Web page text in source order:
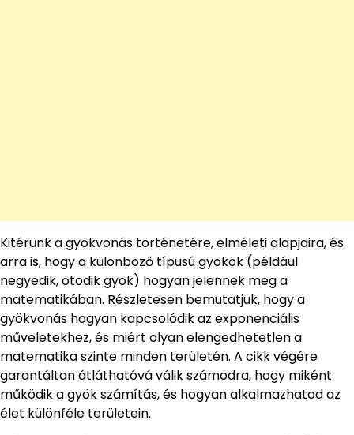
Kitérünk a gyökvonás történetére, elméleti alapjaira, és
arra is, hogy a különböző típusú gyökök (például
negyedik, ötödik gyök) hogyan jelennek meg a
matematikában. Részletesen bemutatjuk, hogy a
gyökvonás hogyan kapcsolódik az exponenciális
műveletekhez, és miért olyan elengedhetetlen a
matematika szinte minden területén. A cikk végére
garantáltan átláthatóvá válik számodra, hogy miként
működik a gyök számítás, és hogyan alkalmazhatod az
élet különféle területein.